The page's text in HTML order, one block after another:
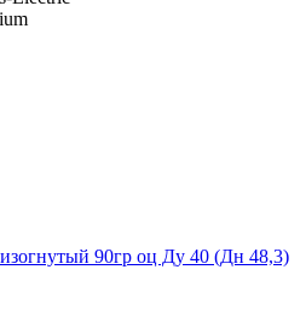
90гр оц Ду 40 (Дн 48,3)